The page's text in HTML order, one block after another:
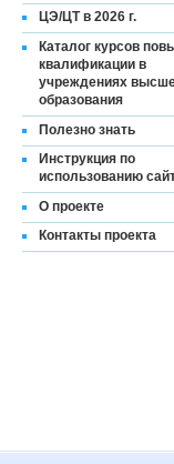
ЦЭ/ЦТ в 2026 г.
Каталог курсов
квалификации в
учреждениях
образования
Полезно знать
Инструкция по
использованию
О проекте
Контакты проекта